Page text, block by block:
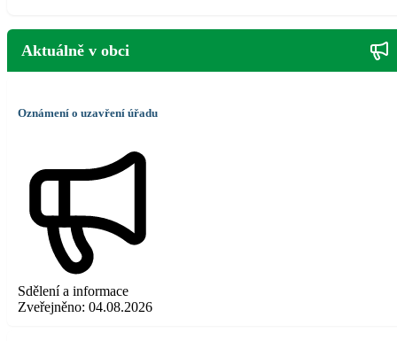
Aktuálně v obci
Oznámení o uzavření úřadu
Sdělení a informace
Zveřejněno: 04.08.2026